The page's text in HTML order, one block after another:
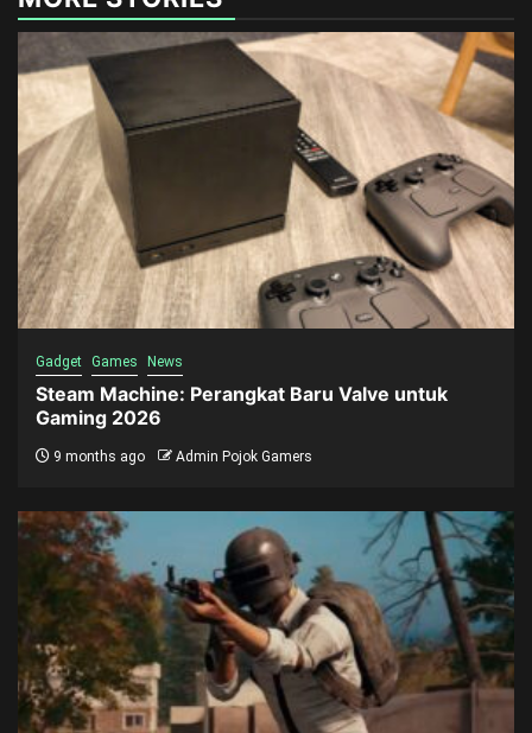
Gadget Games News
Steam Machine: Perangkat Baru Valve untuk
Gaming 2026
9 months ago Admin Pojok Gamers